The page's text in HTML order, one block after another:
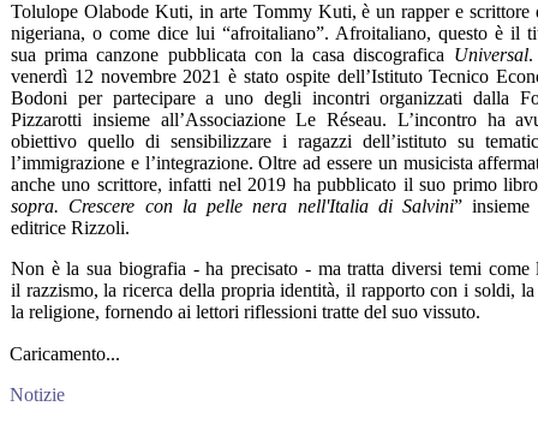
Tolulope Olabode Kuti, in arte Tommy Kuti, è un rapper e scrittore
nigeriana, o come dice lui “afroitaliano”. Afroitaliano, questo è il
sua prima canzone pubblicata con la casa discografica Universal.
venerdì 12 novembre 2021 è stato ospite dell’Istituto Tecnico
Bodoni per partecipare a uno degli incontri organizzati dalla
Pizzarotti insieme all’Associazione Le Réseau. L’incontro ha
obiettivo quello di sensibilizzare i ragazzi dell’istituto su
l’immigrazione e l’integrazione. Oltre ad essere un musicista
anche uno scrittore, infatti nel 2019 ha pubblicato il suo primo
sopra. Crescere con la pelle nera nell'Italia di Salvini” insieme
editrice Rizzoli.
Non è la sua biografia - ha precisato - ma tratta diversi temi come
il razzismo, la ricerca della propria identità, il rapporto con i soldi,
la religione, fornendo ai lettori riflessioni tratte del suo vissuto.
Caricamento...
Notizie